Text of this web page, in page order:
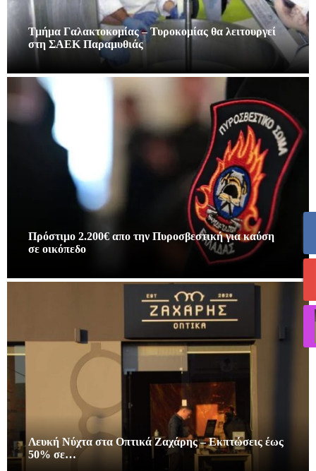
Τμήμα Γαλακτοκομίας – Τυροκομίας θα λειτουργεί
στη ΣΑΕΚ Παραμυθιάς
Πρόστιμο 2.200€ απο την Πυροσβεστική για καύση
σε οικόπεδο
Λευκή Νύχτα στα Οπτικά Ζαχάρης – Εκπτώσεις έως
50% σε…